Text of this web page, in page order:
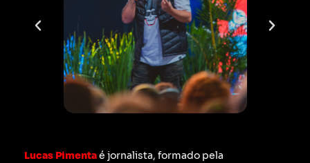
Lucas Pimentaé jornalista, formado pela